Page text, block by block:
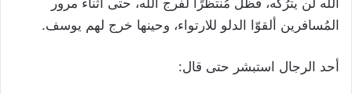
الله لن يترُكه، فظل مُنتظرًا لفرج الله، حتى أثناء مرور
المُسافرين ألقوّا الدلو للارتواء، وحينها خرج لهم يوسف.
أحد الرجال استبشر حتى قال: